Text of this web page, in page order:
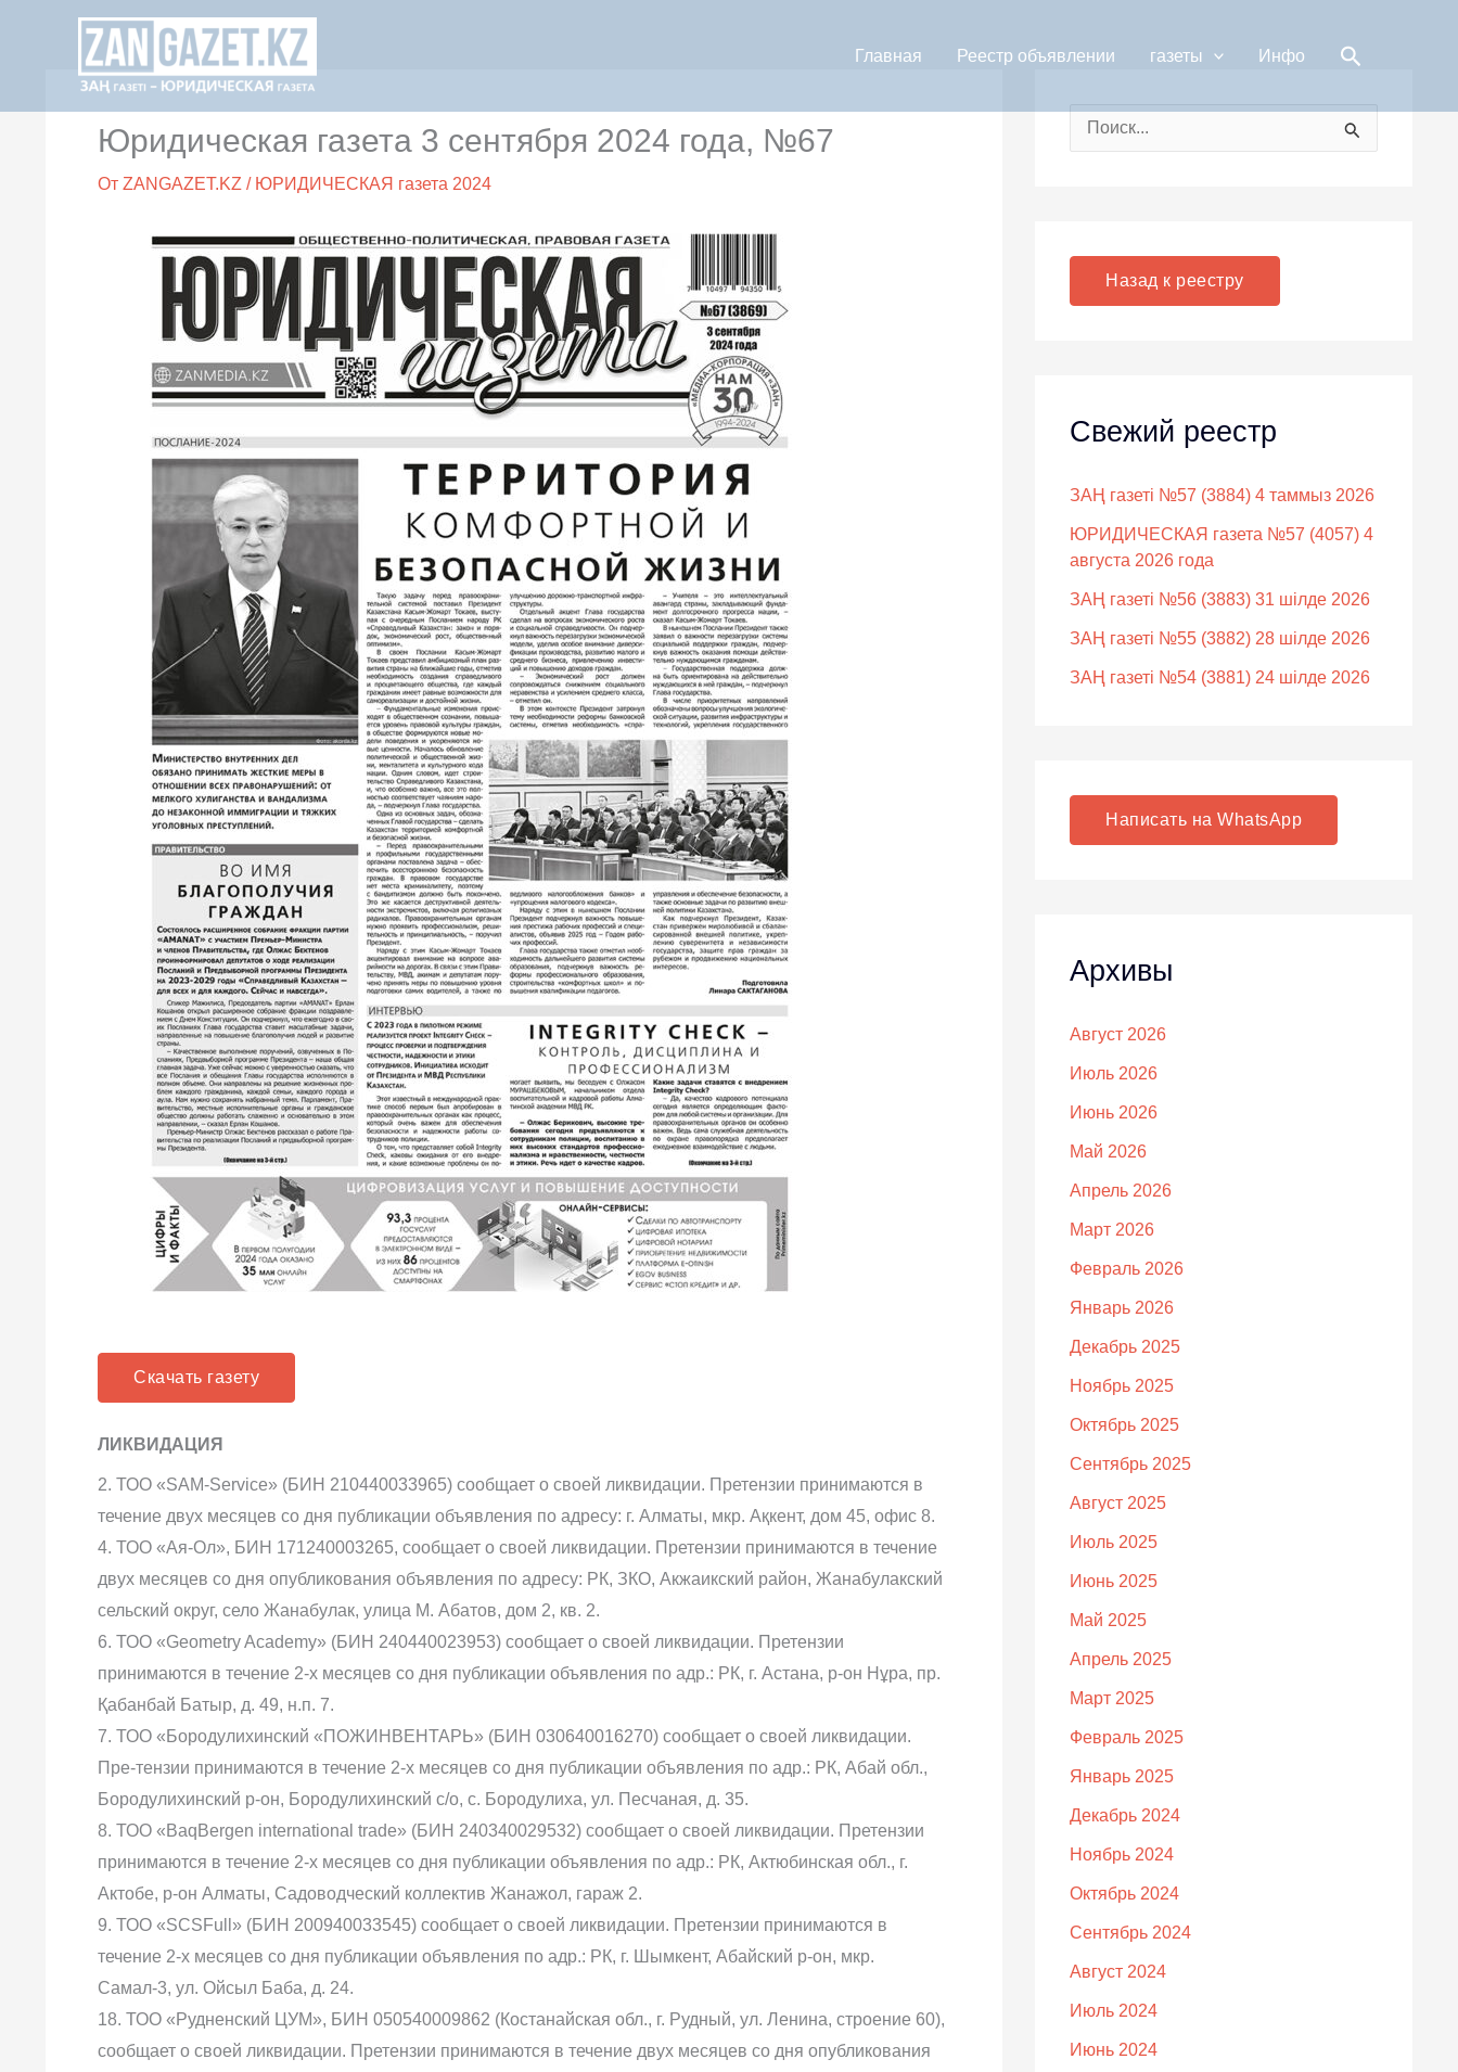
содержимому
Главная Реестр объявлении газеты Инфо Поиск
Юридическая газета 3 сентября 2024 года, №67
От ZANGAZET.KZ / ЮРИДИЧЕСКАЯ газета 2024
Скачать газету
ЛИКВИДАЦИЯ
2. ТОО «SAM-Service» (БИН 210440033965) сообщает о своей ликвидации. Претензии принимаются в
течение двух месяцев со дня публикации объявления по адресу: г. Алматы, мкр. Ақкент, дом 45, офис 8.
4. ТОО «Ая-Ол», БИН 171240003265, сообщает о своей ликвидации. Претензии принимаются в течение
двух месяцев со дня опубликования объявления по адресу: РК, ЗКО, Акжаикский район, Жанабулакский
сельский округ, село Жанабулак, улица М. Абатов, дом 2, кв. 2.
6. ТОО «Geometry Academy» (БИН 240440023953) сообщает о своей ликвидации. Претензии
принимаются в течение 2-х месяцев со дня публикации объявления по адр.: РК, г. Астана, р-он Нұра, пр.
Қабанбай Батыр, д. 49, н.п. 7.
7. ТОО «Бородулихинский «ПОЖИНВЕНТАРЬ» (БИН 030640016270) сообщает о своей ликвидации.
Пре-тензии принимаются в течение 2-х месяцев со дня публикации объявления по адр.: РК, Абай обл.,
Бородулихинский р-он, Бородулихинский с/о, с. Бородулиха, ул. Песчаная, д. 35.
8. ТОО «BaqBergen international trade» (БИН 240340029532) сообщает о своей ликвидации. Претензии
принимаются в течение 2-х месяцев со дня публикации объявления по адр.: РК, Актюбинская обл., г.
Актобе, р-он Алматы, Садоводческий коллектив Жанажол, гараж 2.
9. ТОО «SCSFull» (БИН 200940033545) сообщает о своей ликвидации. Претензии принимаются в
течение 2-х месяцев со дня публикации объявления по адр.: РК, г. Шымкент, Абайский р-он, мкр.
Самал-3, ул. Ойсыл Баба, д. 24.
18. ТОО «Рудненский ЦУМ», БИН 050540009862 (Костанайская обл., г. Рудный, ул. Ленина, строение 60),
сообщает о своей ликвидации. Претензии принимаются в течение двух месяцев со дня опубликования
:
Назад к реестру
Свежий реестр
ЗАҢ газеті №57 (3884) 4 таммыз 2026
ЮРИДИЧЕСКАЯ газета №57 (4057) 4
августа 2026 года
ЗАҢ газеті №56 (3883) 31 шілде 2026
ЗАҢ газеті №55 (3882) 28 шілде 2026
ЗАҢ газеті №54 (3881) 24 шілде 2026
Написать на WhatsApp
Архивы
Август 2026
Июль 2026
Июнь 2026
Май 2026
Апрель 2026
Март 2026
Февраль 2026
Январь 2026
Декабрь 2025
Ноябрь 2025
Октябрь 2025
Сентябрь 2025
Август 2025
Июль 2025
Июнь 2025
Май 2025
Апрель 2025
Март 2025
Февраль 2025
Январь 2025
Декабрь 2024
Ноябрь 2024
Октябрь 2024
Сентябрь 2024
Август 2024
Июль 2024
Июнь 2024